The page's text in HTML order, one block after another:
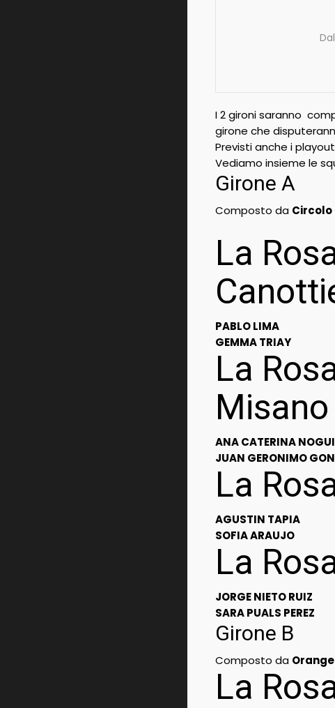
I 2 gironi saranno
girone che
Previsti anche i
Vediamo insieme le
Girone A
Composto da Circolo
La
PABLO LIMA
GEMMA TRIAY
La
Misano
ANA CATERINA
JUAN GERONIMO
La
AGUSTIN TAPIA
SOFIA ARAUJO
La
JORGE NIETO RUIZ
SARA PUALS PEREZ
Girone B
Composto da
La